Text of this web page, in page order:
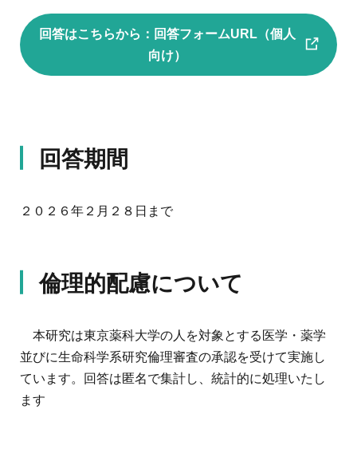
回答はこちらから： 回答フォームURL（個人
向け）
回答期間
２０２６年２月２８日まで
倫理的配慮について
本研究は東京薬科大学の人を対象とする医学・薬学
並びに生命科学系研究倫理審査の承認を受けて実施し
ています。回答は匿名で集計し、統計的に処理いたし
ます